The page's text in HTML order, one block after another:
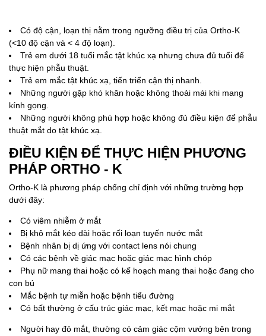
Có độ cận, loạn thị nằm trong ngưỡng điều trị của Ortho-K
(<10 độ cận và < 4 độ loạn).
Trẻ em dưới 18 tuổi mắc tật khúc xạ nhưng chưa đủ tuổi để
thực hiện phẫu thuật.
Trẻ em mắc tật khúc xạ, tiến triển cận thị nhanh.
Những người gặp khó khăn hoặc không thoải mái khi mang
kính gọng.
Những người không phù hợp hoặc không đủ điều kiện để phẫu
thuật mắt do tật khúc xạ.
ĐIỀU KIỆN ĐỂ THỰC HIỆN PHƯƠNG
PHÁP ORTHO - K
Ortho-K là phương pháp chống chỉ định với những trường hợp
dưới đây:
Có viêm nhiễm ở mắt
Bị khô mắt kéo dài hoặc rối loạn tuyến nước mắt
Bệnh nhân bị dị ứng với contact lens nói chung
Có các bệnh về giác mạc hoặc giác mạc hình chóp
Phụ nữ mang thai hoặc có kế hoạch mang thai hoặc đang cho
con bú
Mắc bệnh tự miễn hoặc bệnh tiểu đường
Có bất thường ở cấu trúc giác mạc, kết mạc hoặc mi mắt
Người hay đỏ mắt, thường có cảm giác cộm vướng bên trong